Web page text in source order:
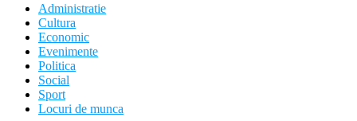
Administratie
Cultura
Economic
Evenimente
Politica
Social
Sport
Locuri de munca